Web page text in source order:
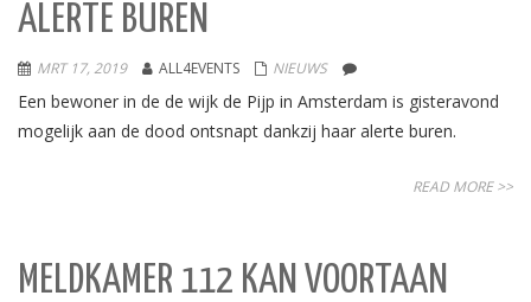
ALERTE BUREN
MRT 17, 2019 ALL4EVENTS NIEUWS
Een bewoner in de de wijk de Pijp in Amsterdam is gisteravond
mogelijk aan de dood ontsnapt dankzij haar alerte buren.
READ MORE >>
MELDKAMER 112 KAN VOORTAAN